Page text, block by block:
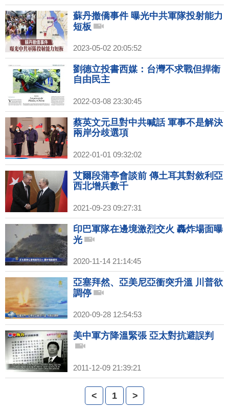
蘇丹撤僑事件 曝光中共軍隊投射能力
短板
2023-05-02 20:05:52
劉德立投書西媒：台灣不求戰但捍衛
自由民主
2022-03-08 23:30:45
蔡英文元旦對中共喊話 軍事不是解決
兩岸分歧選項
2022-01-01 09:32:02
艾爾段蒲亭會談前 傳土耳其對敘利亞
西北增兵數千
2021-09-23 09:27:31
印巴軍隊在邊境激烈交火 轟炸場面曝
光
2020-11-14 21:14:45
亞塞拜然、亞美尼亞衝突升溫 川普欲
調停
2020-09-28 12:54:53
美中軍方降溫緊張 亞太對抗避誤判
2011-12-09 21:39:21
< 1 >